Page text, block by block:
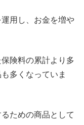
用し、お金を増や
険料の累計より多
多くなっていま
ための商品として